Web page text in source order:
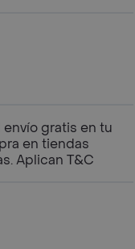
gratis en tu
en tiendas
Aplican T&C